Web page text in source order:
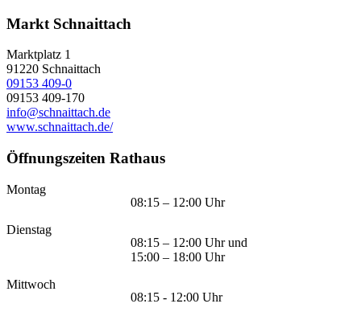
Markt Schnaittach
Marktplatz 1
91220 Schnaittach
09153 409-0
09153 409-170
info@schnaittach.de
www.schnaittach.de/
Öffnungszeiten Rathaus
Montag
08:15 – 12:00 Uhr
Dienstag
08:15 – 12:00 Uhr und
15:00 – 18:00 Uhr
Mittwoch
08:15 - 12:00 Uhr